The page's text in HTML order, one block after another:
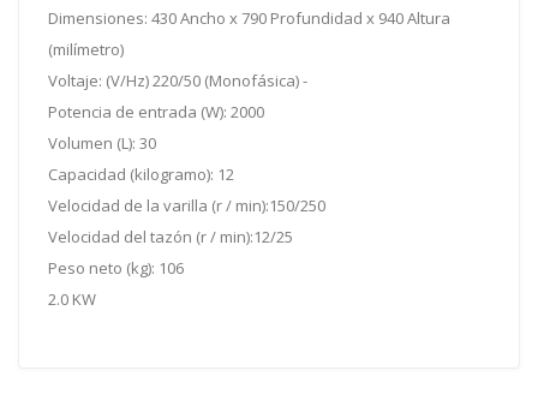
Dimensiones: 430 Ancho x 790 Profundidad x 940 Altura
(milímetro)
Voltaje: (V/Hz) 220/50 (Monofásica) -
Potencia de entrada (W): 2000
Volumen (L): 30
Capacidad (kilogramo): 12
Velocidad de la varilla (r / min):150/250
Velocidad del tazón (r / min):12/25
Peso neto (kg): 106
2.0 KW